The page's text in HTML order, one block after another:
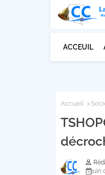
ACCEUIL
Accueil
juin